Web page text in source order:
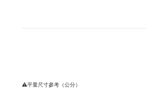
⚠️平量尺寸參考（公分）